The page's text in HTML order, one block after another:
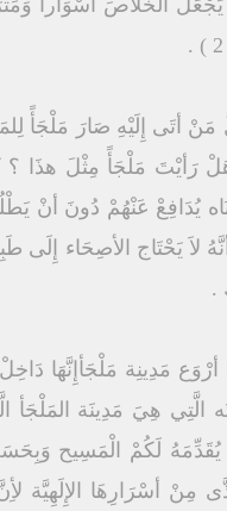
إِلَيْهِ صَارَ مَلْجَأً
رَأيْتَ مَلْجَأً مِثْلَ هذَا
عَنْهُمْ دُونَ أنْ
لاَ يَحْتَاج الأصِحَاء
.
أرْوَع مَدِينِة مَلْجَأإِنَّهَا
هِيَ مَدِينَة المَلْجَأ
يُقَدِّمَهُ لَكُمْ الْمَسِيح
مِنْ أسْرَارِهَا